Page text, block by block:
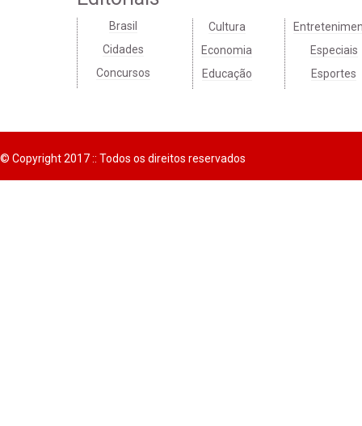
Brasil
Cidades
Concursos
Cultura
Economia
Educação
Especiais
Esportes
© Copyright 2017 :: Todos os direitos reservados